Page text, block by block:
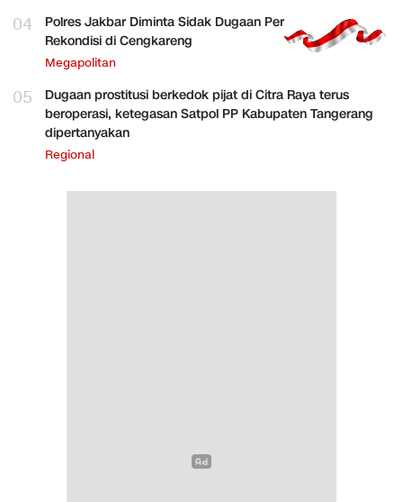
04
Polres Jakbar Diminta Sidak Dugaan Perakitan HP
Rekondisi di Cengkareng
Megapolitan
05
Dugaan prostitusi berkedok pijat di Citra Raya terus
beroperasi, ketegasan Satpol PP Kabupaten Tangerang
dipertanyakan
Regional